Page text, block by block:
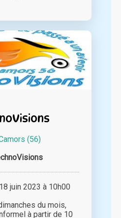
(56)
juin 2023 à 10h00
du mois,
à partir de 10